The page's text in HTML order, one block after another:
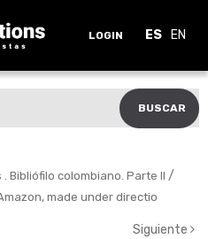
LOGIN ES EN
BUSCAR
Bibliófilo colombiano. Parte II /
made under directio
Siguiente